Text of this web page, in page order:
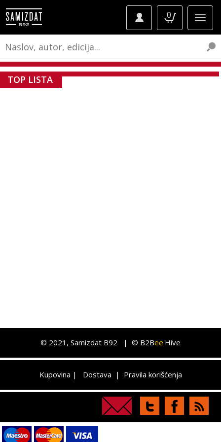
0
TOP LISTA
© 2021 , Samizdat B92 | © B2Bee'Hive
Kupovina | Dostava | Pravila korišćenja